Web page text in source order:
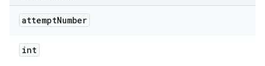
attemptNumber
int